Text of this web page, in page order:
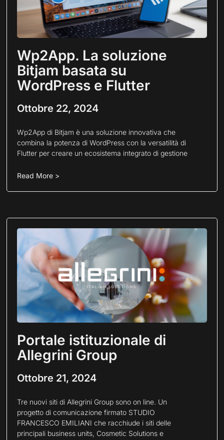
Wp2App. La soluzione
Bitjam basata su
WordPress e Flutter
Ottobre 22, 2024
Wp2App di Bitjam è una soluzione innovativa che
combina la potenza di WordPress con la versatilità di
Flutter per creare un ecosistema integrato di gestione
Read More >
Portale istituzionale di
Allegrini Group
Ottobre 21, 2024
Tre nuovi siti di Allegrini Group sono on line. Un
progetto di comunicazione firmato STUDIO
FRANCESCO EMILIANI che racchiude i siti delle
principali business units, Cosmetic Solutions e